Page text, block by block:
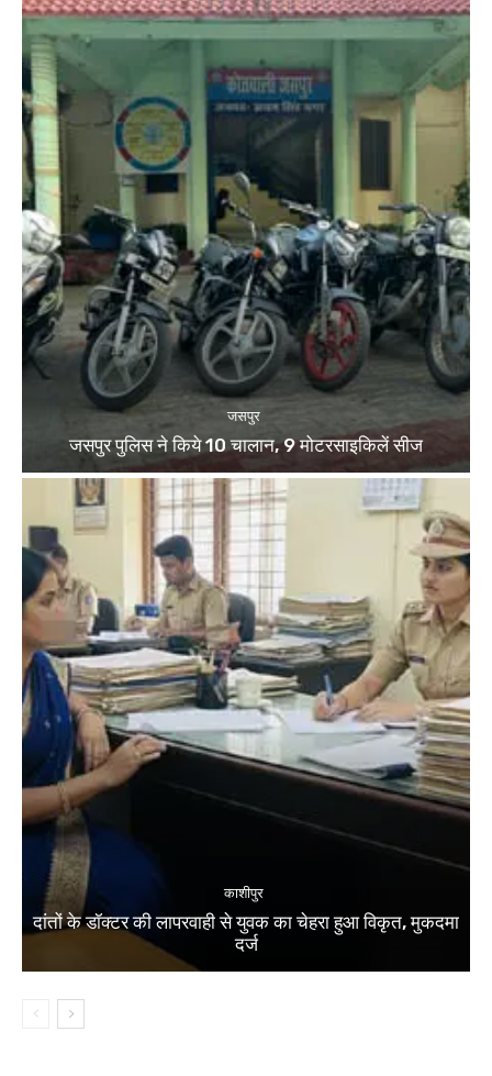
जसपुर
जसपुर पुलिस ने किये 10 चालान, 9 मोटरसाइकिलें सीज
काशीपुर
दांतों के डॉक्टर की लापरवाही से युवक का चेहरा हुआ विकृत, मुकदमा
दर्ज